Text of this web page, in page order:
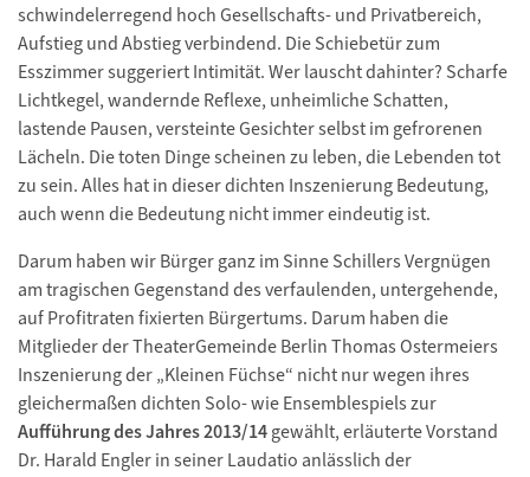
schwindelerregend hoch Gesellschafts- und Privatbereich,
Aufstieg und Abstieg verbindend. Die Schiebetür zum
Esszimmer suggeriert Intimität. Wer lauscht dahinter? Scharfe
Lichtkegel, wandernde Reflexe, unheimliche Schatten,
lastende Pausen, versteinte Gesichter selbst im gefrorenen
Lächeln. Die toten Dinge scheinen zu leben, die Lebenden tot
zu sein. Alles hat in dieser dichten Inszenierung Bedeutung,
auch wenn die Bedeutung nicht immer eindeutig ist.
Darum haben wir Bürger ganz im Sinne Schillers Vergnügen
am tragischen Gegenstand des verfaulenden, untergehende,
auf Profitraten fixierten Bürgertums. Darum haben die
Mitglieder der TheaterGemeinde Berlin Thomas Ostermeiers
Inszenierung der „Kleinen Füchse“ nicht nur wegen ihres
gleichermaßen dichten Solo- wie Ensemblespiels zur
Aufführung des Jahres 2013/14gewählt, erläuterte Vorstand
Dr. Harald Engler in seiner Laudatio anlässlich der